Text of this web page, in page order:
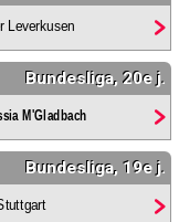
Leverkusen
Bundesliga, 20e j.
M'Gladbach
Bundesliga, 19e j.